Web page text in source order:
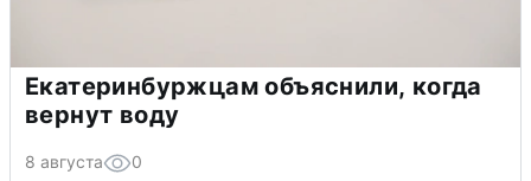
Екатеринбуржцам объяснили, когда
вернут воду
8 августа 0